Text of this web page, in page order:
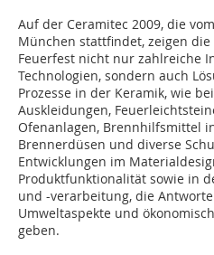
Auf der Ceramitec 2009, die
München stattfindet, zeigen
Feuerfest nicht nur zahlreiche
Technologien, sondern auch
Prozesse in der Keramik, wie
Auskleidungen,
Ofenanlagen, Brennhilfsmittel
Brennerdüsen und diverse
Entwicklungen im
Produktfunktionalität sowie in
und -verarbeitung, die
Umweltaspekte und
geben.